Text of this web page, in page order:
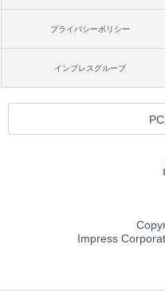
プライバシーポリシー
インプレスグループ
Impress